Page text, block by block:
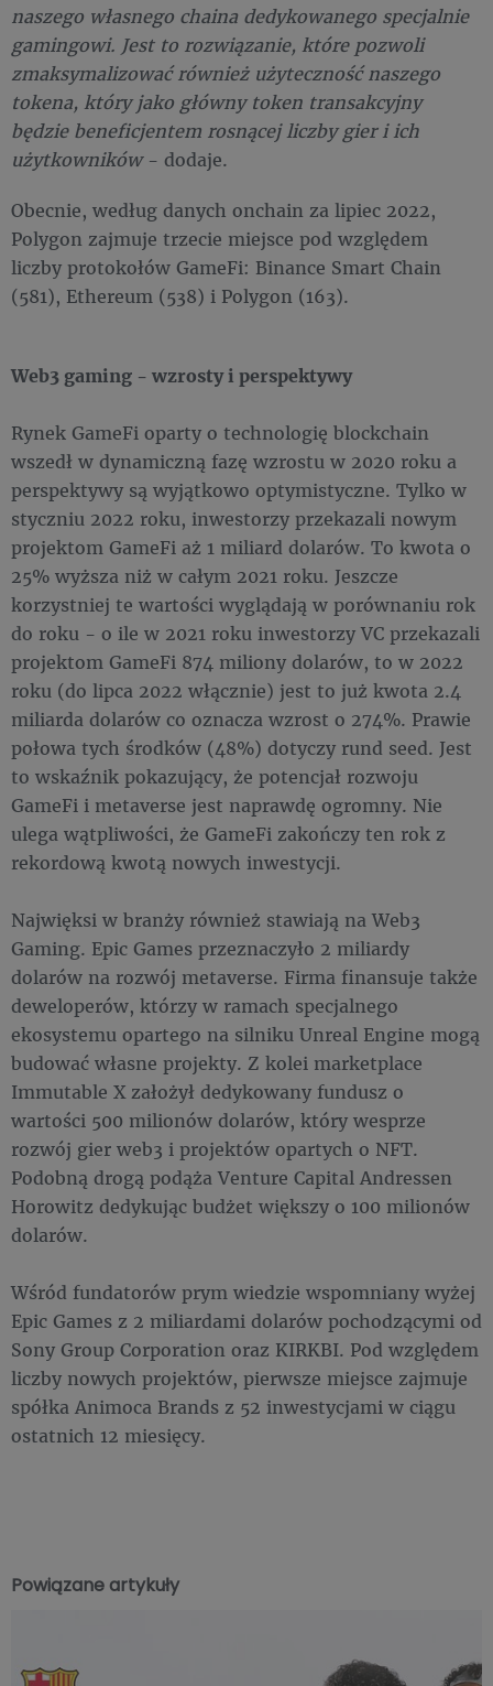
naszego własnego chaina dedykowanego specjalnie
gamingowi. Jest to rozwiązanie, które pozwoli
zmaksymalizować również użyteczność naszego
tokena, który jako główny token transakcyjny
będzie beneficjentem rosnącej liczby gier i ich
użytkowników - dodaje.
Obecnie, według danych onchain za lipiec 2022,
Polygon zajmuje trzecie miejsce pod względem
liczby protokołów GameFi: Binance Smart Chain
(581), Ethereum (538) i Polygon (163).
Web3 gaming - wzrosty i perspektywy
Rynek GameFi oparty o technologię blockchain
wszedł w dynamiczną fazę wzrostu w 2020 roku a
perspektywy są wyjątkowo optymistyczne. Tylko w
styczniu 2022 roku, inwestorzy przekazali nowym
projektom GameFi aż 1 miliard dolarów. To kwota o
25% wyższa niż w całym 2021 roku. Jeszcze
korzystniej te wartości wyglądają w porównaniu rok
do roku - o ile w 2021 roku inwestorzy VC przekazali
projektom GameFi 874 miliony dolarów, to w 2022
roku (do lipca 2022 włącznie) jest to już kwota 2.4
miliarda dolarów co oznacza wzrost o 274%. Prawie
połowa tych środków (48%) dotyczy rund seed. Jest
to wskaźnik pokazujący, że potencjał rozwoju
GameFi i metaverse jest naprawdę ogromny. Nie
ulega wątpliwości, że GameFi zakończy ten rok z
rekordową kwotą nowych inwestycji.
Najwięksi w branży również stawiają na Web3
Gaming. Epic Games przeznaczyło 2 miliardy
dolarów na rozwój metaverse. Firma finansuje także
deweloperów, którzy w ramach specjalnego
ekosystemu opartego na silniku Unreal Engine mogą
budować własne projekty. Z kolei marketplace
Immutable X założył dedykowany fundusz o
wartości 500 milionów dolarów, który wesprze
rozwój gier web3 i projektów opartych o NFT.
Podobną drogą podąża Venture Capital Andressen
Horowitz dedykując budżet większy o 100 milionów
dolarów.
Wśród fundatorów prym wiedzie wspomniany wyżej
Epic Games z 2 miliardami dolarów pochodzącymi od
Sony Group Corporation oraz KIRKBI. Pod względem
liczby nowych projektów, pierwsze miejsce zajmuje
spółka Animoca Brands z 52 inwestycjami w ciągu
ostatnich 12 miesięcy.
Powiązane artykuły